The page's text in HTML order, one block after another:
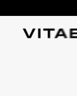
au
contenu